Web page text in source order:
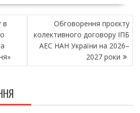
в
Обговорення проєкту
колективного договору ІПБ
АЕС НАН України на 2026–
2027 роки